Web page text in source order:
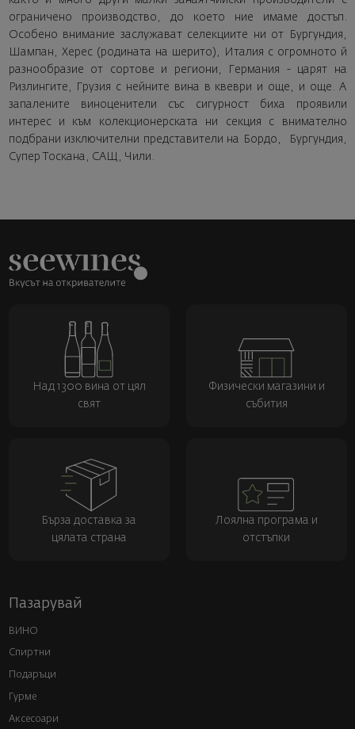
ограничено производство, до което ние имаме достъп.
Особено внимание заслужават селекциите ни от Бургундия,
Шампан, Херес (родината на шерито), Италия с огромното й
разнообразие от сортове и региони, Германия - царят на
Ризлингите, Грузия с нейните вина в квеври и още, и още. А
запалените виноценители със сигурност биха проявили
интерес и към колекционерската ни секция с внимателно
подбрани изключителни представители на Бордо, Бургундия,
Супер Тоскана, САЩ, Чили.
Над 1300 вина от цял
свят
Физически магазини и
събития
Бърза доставка за
цялата страна
Лоялна програма и
отстъпки
Пазарувай
ВИНО
Спиртни
Подаръци
Гурме
Аксесоари